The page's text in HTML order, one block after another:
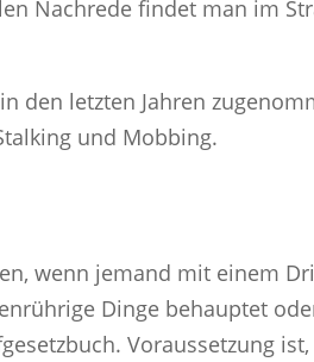
Nachrede findet man im
den letzten Jahren
und Mobbing.
wenn jemand mit einem
Dinge behauptet
Voraussetzung